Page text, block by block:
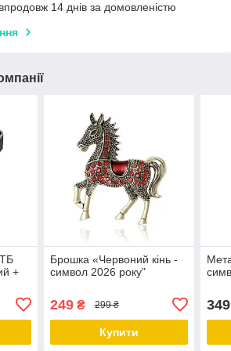
14 днів за домовленістю
+
Брошка «Червоний кінь -
символ 2026 року"
249₴ 299 ₴
Купити
349